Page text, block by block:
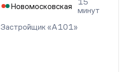
Новомосковская
15
минут
Застройщик «А101»